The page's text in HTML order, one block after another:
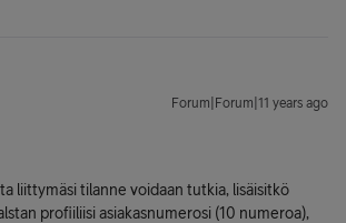
Forum|Forum|11 years ago
liittymäsi tilanne voidaan tutkia, lisäisitkö
profiiliisi asiakasnumerosi (10 numeroa),